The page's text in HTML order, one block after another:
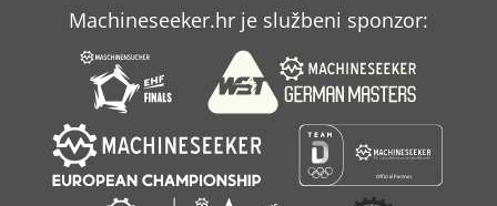
Umrijeti Kovanje Tisak
Veliki Tiska
Machineseeker.hr je službeni sponzor: